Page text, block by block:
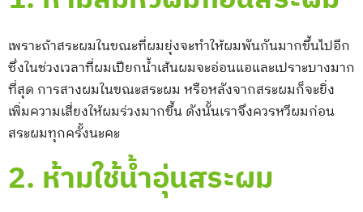
เพราะถ้าสระผมในขณะที่ผมยุ่งจะทำให้ผมพันกันมากขึ้นไปอีก
ซึ่งในช่วงเวลาที่ผมเปียกน้ำเส้นผมจะอ่อนแอและเปราะบางมาก
ที่สุด การสางผมในขณะสระผม หรือหลังจากสระผมก็จะยิ่ง
เพิ่มความเสี่ยงให้ผมร่วงมากขึ้น ดังนั้นเราจึงควรหวีผมก่อน
สระผมทุกครั้งนะคะ
2. ห้ามใช้น้ำอุ่นสระผม